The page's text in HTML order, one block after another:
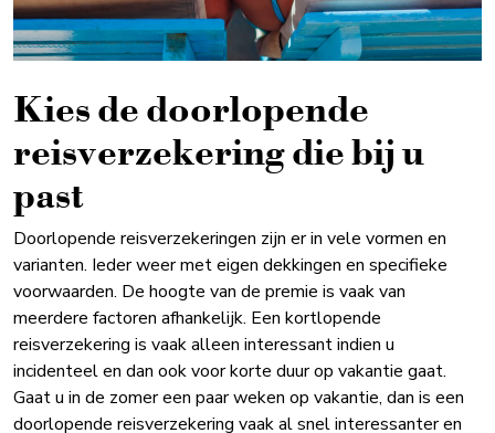
Kies de doorlopende
reisverzekering die bij u
past
Doorlopende reisverzekeringen zijn er in vele vormen en
varianten. Ieder weer met eigen dekkingen en specifieke
voorwaarden. De hoogte van de premie is vaak van
meerdere factoren afhankelijk. Een kortlopende
reisverzekering is vaak alleen interessant indien u
incidenteel en dan ook voor korte duur op vakantie gaat.
Gaat u in de zomer een paar weken op vakantie, dan is een
doorlopende reisverzekering vaak al snel interessanter en